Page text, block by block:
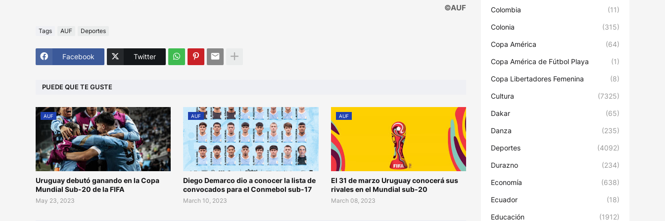
©AUF
Tags AUF Deportes
Facebook Twitter
PUEDE QUE TE GUSTE
AUF
Uruguay debutó ganando en la Copa
Mundial Sub-20 de la FIFA
May 23, 2023
AUF
Diego Demarco dio a conocer la lista de
convocados para el Conmebol sub-17
March 10, 2023
AUF
El 31 de marzo Uruguay conocerá sus
rivales en el Mundial sub-20
March 08, 2023
Colombia (11)
Colonia (315)
Copa América (64)
Copa América de Fútbol Playa (1)
Copa Libertadores Femenina (8)
Cultura (7325)
Dakar (65)
Danza (235)
Deportes (4092)
Durazno (234)
Economía (638)
Ecuador (18)
Educación (1912)